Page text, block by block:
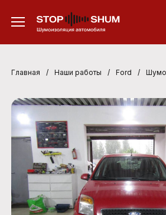
Главная / Наши работы / Ford /